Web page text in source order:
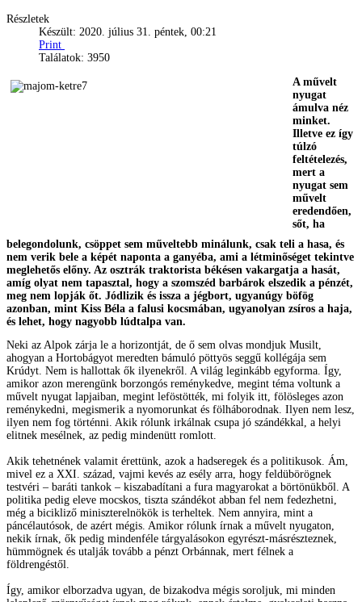
Részletek
Készült: 2020. július 31. péntek, 00:21
Print
Találatok: 3950
A művelt
nyugat
ámulva néz
minket.
Illetve ez így
túlzó
feltételezés,
mert a
nyugat sem
művelt
eredendően,
sőt, ha
belegondolunk, csöppet sem műveltebb minálunk, csak teli a hasa, és
nem verik bele a képét naponta a ganyéba, ami a létminőséget tekintve
meglehetős előny. Az osztrák traktorista békésen vakargatja a hasát,
amíg olyat nem tapasztal, hogy a szomszéd barbárok elszedik a pénzét,
meg nem lopják őt. Jódlizik és issza a jégbort, ugyanúgy böfög
azonban, mint Kiss Béla a falusi kocsmában, ugyanolyan zsíros a haja,
és lehet, hogy nagyobb lúdtalpa van.
Neki az Alpok zárja le a horizontját, de ő sem olvas mondjuk Musilt,
ahogyan a Hortobágyot meredten bámuló pöttyös seggű kollégája sem
Krúdyt. Nem is hallottak ők ilyenekről. A világ leginkább egyforma. Így,
amikor azon merengünk borzongós reménykedve, megint téma voltunk a
művelt nyugat lapjaiban, megint leföstötték, mi folyik itt, fölösleges azon
reménykedni, megismerik a nyomorunkat és fölháborodnak. Ilyen nem lesz,
ilyen nem fog történni. Akik rólunk irkálnak csupa jó szándékkal, a helyi
elitnek mesélnek, az pedig mindenütt romlott.
Akik tehetnének valamit érettünk, azok a hadseregek és a politikusok. Ám,
mivel ez a XXI. század, vajmi kevés az esély arra, hogy feldübörögnek
testvéri – baráti tankok – kiszabadítani a fura magyarokat a börtönükből. A
politika pedig eleve mocskos, tiszta szándékot abban fel nem fedezhetni,
még a bicikliző miniszterelnökök is terheltek. Nem annyira, mint a
páncélautósok, de azért mégis. Amikor rólunk írnak a művelt nyugaton,
nekik írnak, ők pedig mindenféle tárgyalásokon egyrészt-másrészteznek,
hümmögnek és utalják tovább a pénzt Orbánnak, mert félnek a
földrengéstől.
Így, amikor elborzadva ugyan, de bizakodva mégis soroljuk, mi minden